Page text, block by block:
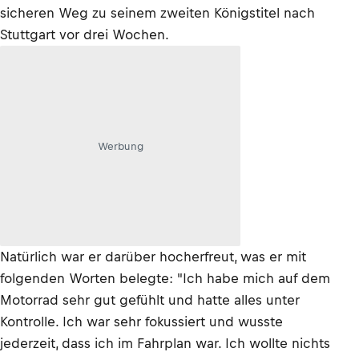
sicheren Weg zu seinem zweiten Königstitel nach
Stuttgart vor drei Wochen.
Werbung
Natürlich war er darüber hocherfreut, was er mit
folgenden Worten belegte: "Ich habe mich auf dem
Motorrad sehr gut gefühlt und hatte alles unter
Kontrolle. Ich war sehr fokussiert und wusste
jederzeit, dass ich im Fahrplan war. Ich wollte nichts